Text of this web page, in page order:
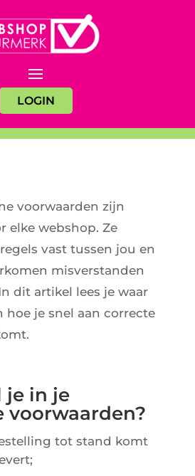
LOGIN
voorwaarden zijn
elke webshop. Ze
vast tussen jou en
misverstanden
dit artikel lees je waar
hoe je snel aan correcte
je in je
voorwaarden?
tot stand komt